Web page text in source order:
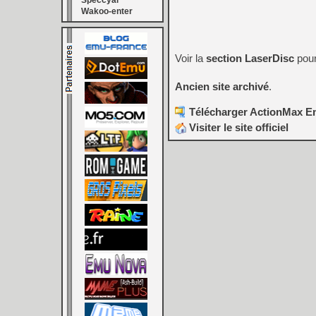
Wakoo-enter
Voir la section LaserDisc
Ancien site archivé.
Télécharger ActionMax
Visiter le site officiel